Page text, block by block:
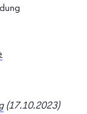
(17.10.2023)